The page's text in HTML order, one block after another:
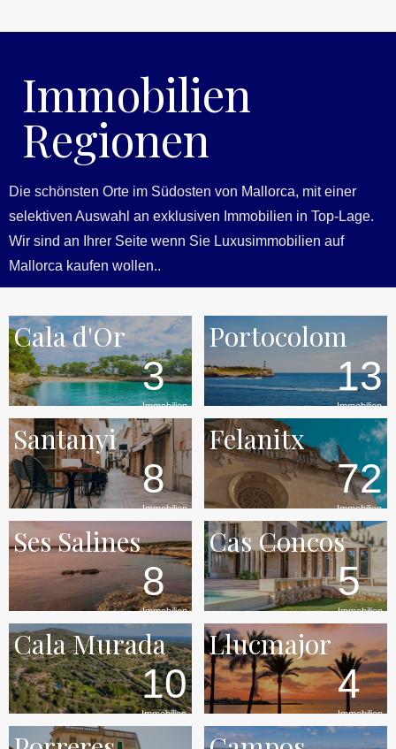
Immobilien
Regionen
Die schönsten Orte im Südosten von Mallorca, mit einer
selektiven Auswahl an exklusiven Immobilien in Top-Lage.
Wir sind an Ihrer Seite wenn Sie Luxusimmobilien auf
Mallorca kaufen wollen..
Cala d'Or
3
Immobilien
Portocolom
13
Immobilien
Santanyi
8
Immobilien
Felanitx
72
Immobilien
Ses Salines
8
Immobilien
Cas Concos
5
Immobilien
Cala Murada
10
Immobilien
Llucmajor
4
Immobilien